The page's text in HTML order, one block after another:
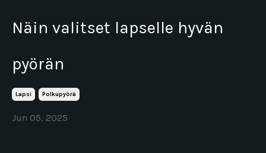
Näin valitset lapselle hyvän
pyörän
Lapsi Polkupyörä
Jun 05, 2025